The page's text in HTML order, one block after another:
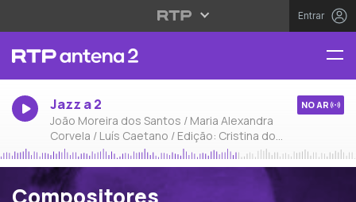
Entrar
Jazz a 2
João Moreira dos Santos / Maria Alexandra
Corvela / Luís Caetano / Edição: Cristina do
Carmo
NO AR